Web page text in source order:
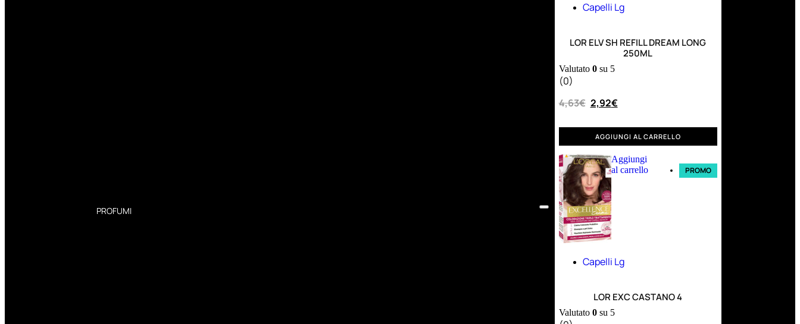
PROFUMI
Capelli Lg
LOR ELV SH REFILL DREAM LONG
250ML
Valutato 0su 5
(0)
4,63€ 2,92€
AGGIUNGI AL CARRELLO
Aggiungi
al carrello
PROMO
Capelli Lg
LOR EXC CASTANO 4
Valutato 0su 5